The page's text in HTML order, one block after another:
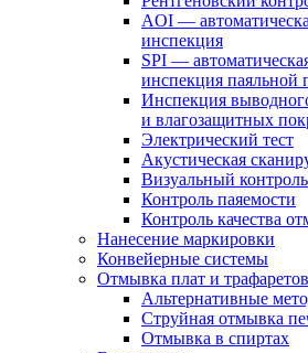
AOI —
инспекция
SPI —
инспекция паяльной
Инспекция
и влагозащитных
Электрический тест
Акустическая
Визуальный контроль
Контроль паяемости
Контроль качества
Нанесение маркировки
Конвейерные системы
Отмывка плат и трафаретов
Альтернативные
Струйная отмывка
Отмывка в спиртах